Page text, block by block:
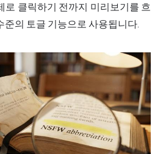
로 클릭하기 전까지 미리보기를 흐
준의 토글 기능으로 사용됩니다.